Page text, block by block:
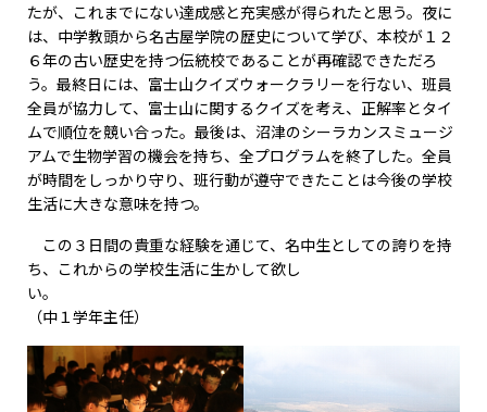
たが、これまでにない達成感と充実感が得られたと思う。夜に
は、中学教頭から名古屋学院の歴史について学び、本校が１２
６年の古い歴史を持つ伝統校であることが再確認できただろ
う。最終日には、富士山クイズウォークラリーを行ない、班員
全員が協力して、富士山に関するクイズを考え、正解率とタイ
ムで順位を競い合った。最後は、沼津のシーラカンスミュージ
アムで生物学習の機会を持ち、全プログラムを終了した。全員
が時間をしっかり守り、班行動が遵守できたことは今後の学校
生活に大きな意味を持つ。
この３日間の貴重な経験を通じて、名中生としての誇りを持
ち、これからの学校生活に生かして欲し
い。
（中１学年主任）